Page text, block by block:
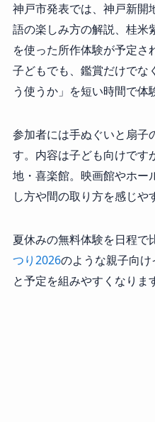
神戸市発表では、神戸新開
語の楽しみ方の解説、桂米
を使った所作体験が予定さ
子どもでも、鑑賞だけでな
う使うか」を短い時間で体
参加者には手ぬぐいと扇子
す。内容は子ども向けです
地・喜楽館。映画館やホー
し方や間の取り方を感じや
夏休みの無料体験を日程で
つり2026のような親子向け
と予定を組みやすくなりま